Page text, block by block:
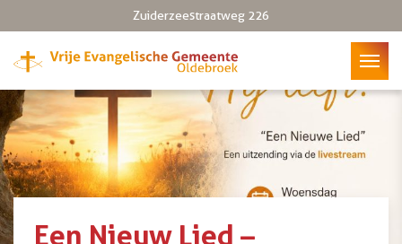
Zuiderzeestraatweg 226
Een Nieuw Lied –